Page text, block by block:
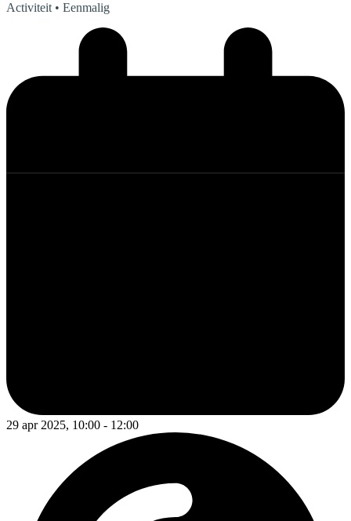
Activiteit • Eenmalig
29 apr 2025, 10:00 - 12:00